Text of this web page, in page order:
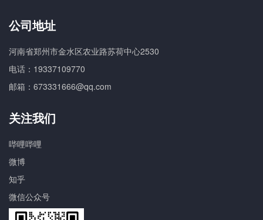
公司地址
河南省郑州市金水区农业路苏荷中心2530
电话：19337109770
邮箱：673331666@qq.com
关注我们
哔哩哔哩
微博
知乎
微信公众号